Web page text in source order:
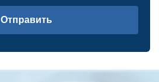
Отправить